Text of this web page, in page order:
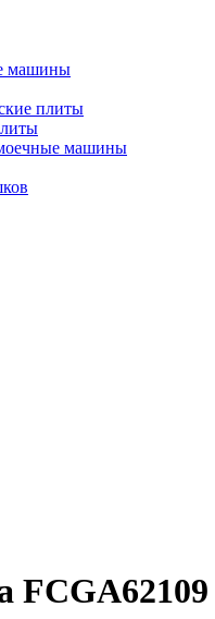
машины
плиты
машины
FCGA62109